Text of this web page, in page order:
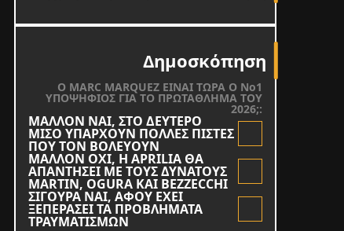
Δημοσκόπηση
O MARC MARQUEZ ΕΙΝΑΙ ΤΩΡΑ Ο Νο1
ΥΠΟΨΗΦΙΟΣ ΓΙΑ ΤΟ ΠΡΩΤΑΘΛΗΜΑ ΤΟΥ
2026;:
ΜΑΛΛΟΝ ΝΑΙ, ΣΤΟ ΔΕΥΤΕΡΟ
ΜΙΣΟ ΥΠΑΡΧΟΥΝ ΠΟΛΛΕΣ ΠΙΣΤΕΣ
ΠΟΥ ΤΟΝ ΒΟΛΕΥΟΥΝ
ΜΑΛΛΟΝ ΟΧΙ, Η APRILIA ΘΑ
ΑΠΑΝΤΗΣΕΙ ΜΕ ΤΟΥΣ ΔΥΝΑΤΟΥΣ
MARTIN, OGURA KAI BEZZECCHI
ΣΙΓΟΥΡΑ ΝΑΙ, ΑΦΟΥ ΕΧΕΙ
ΞΕΠΕΡΑΣΕΙ ΤΑ ΠΡΟΒΛΗΜΑΤΑ
ΤΡΑΥΜΑΤΙΣΜΩΝ